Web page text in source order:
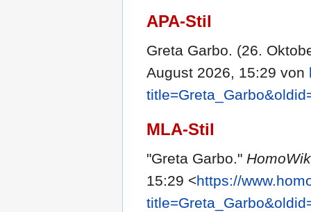
APA-Stil
Greta Garbo. (26.
August 2026, 15:29 von
MLA-Stil
"Greta Garbo."
15:29 <https://